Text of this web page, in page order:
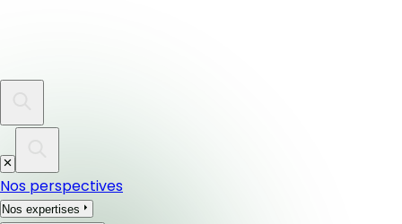
Nos perspectives
Nos expertises